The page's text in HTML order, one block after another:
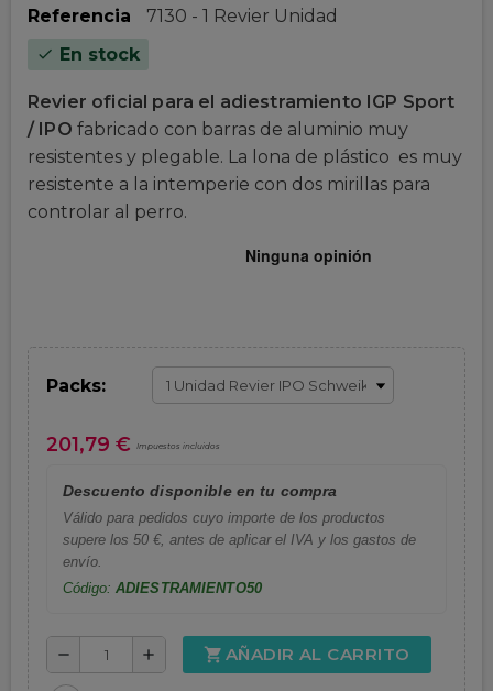
Referencia
7130 - 1 Revier Unidad
check En stock
Revier oficial para el adiestramiento IGP Sport
/ IPO fabricado con barras de aluminio muy
resistentes y plegable. La lona de plástico es muy
resistente a la intemperie con dos mirillas para
controlar al perro.
Packs:
201,79 € Impuestos incluidos
Descuento disponible en tu compra
Válido para pedidos cuyo importe de los productos
supere los 50 €, antes de aplicar el IVA y los gastos de
envío.
Código: ADIESTRAMIENTO50
remove add shopping_cart AÑADIR AL CARRITO